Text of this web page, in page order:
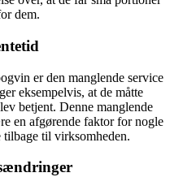
dem.
er den manglende service
eksempelvis, at de måtte
betjent. Denne manglende
en afgørende faktor for nogle
til virksomheden.